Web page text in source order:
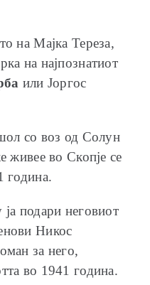
на Мајка Тереза,
на најпознатиот
или Јоргос
со воз од Солун
живее во Скопје се
година.
подари неговиот
Никос
за него,
во 1941 година.